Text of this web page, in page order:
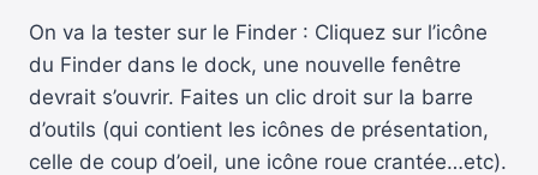
On va la tester sur le Finder : Cliquez sur l’icône
du Finder dans le dock, une nouvelle fenêtre
devrait s’ouvrir. Faites un clic droit sur la barre
d’outils (qui contient les icônes de présentation,
celle de coup d’oeil, une icône roue crantée…etc).